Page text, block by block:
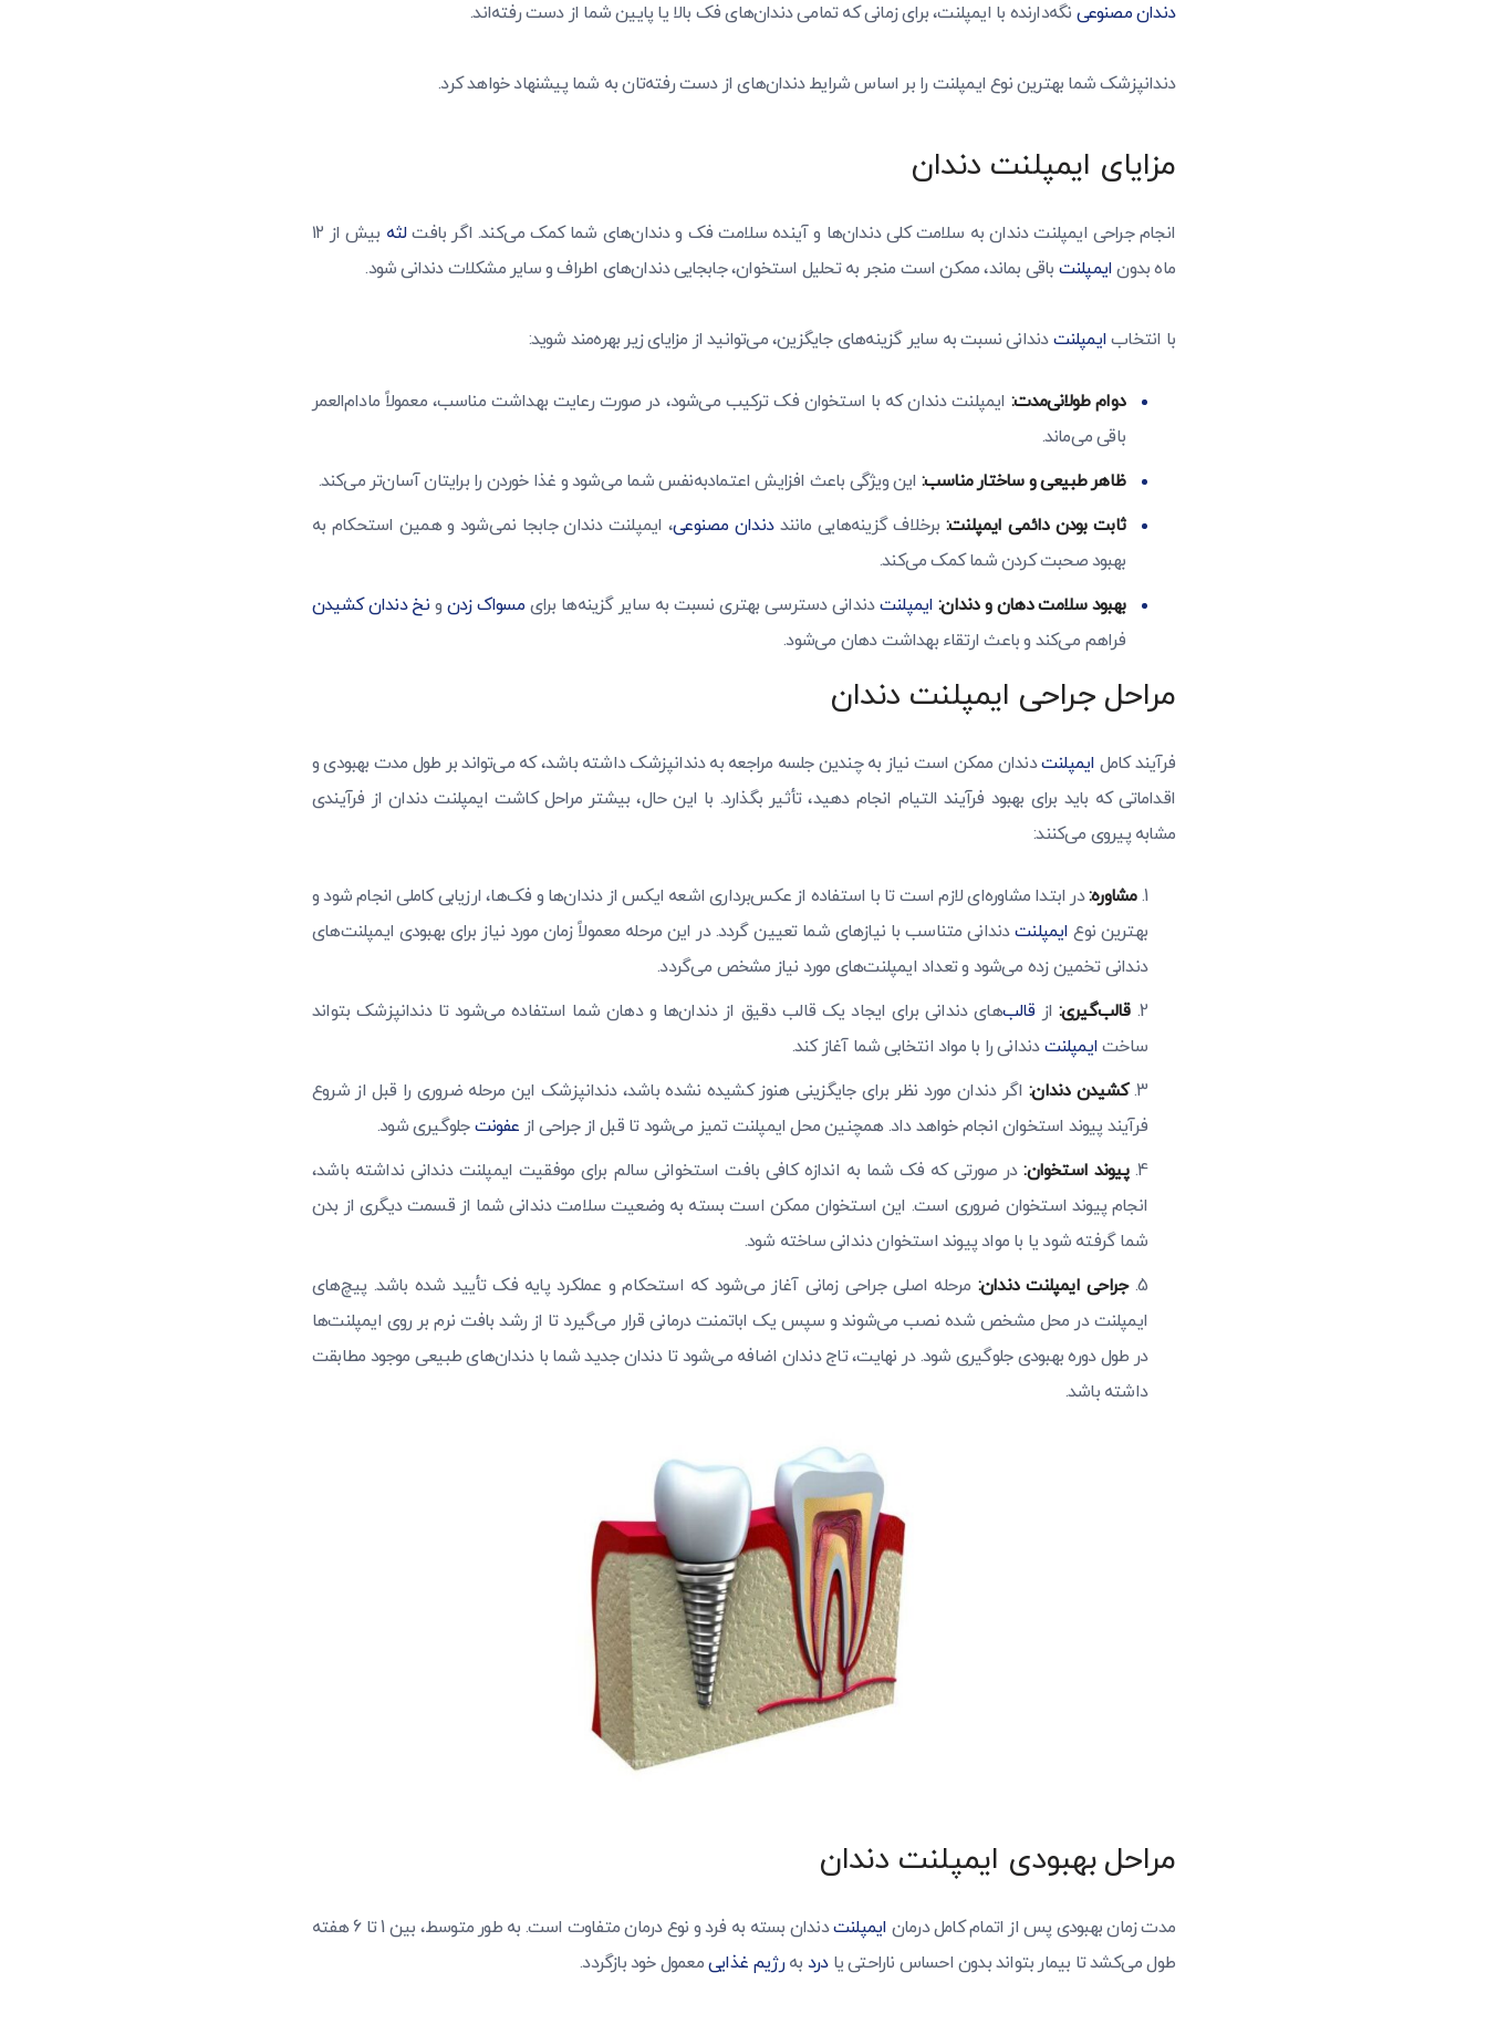
دندان مصنوعی نگه‌دارنده با ایمپلنت، برای زمانی که تمامی دندان‌های فک بالا یا پایین شما از دست رفته‌اند.
دندانپزشک شما بهترین نوع ایمپلنت را بر اساس شرایط دندان‌های از دست رفته‌تان به شما پیشنهاد خواهد کرد.
مزایای ایمپلنت دندان
انجام جراحی ایمپلنت دندان به سلامت کلی دندان‌ها و آینده سلامت فک و دندان‌های شما کمک می‌کند. اگر بافت لثه
بیش از ۱۲
ماه بدون ایمپلنت باقی بماند، ممکن است منجر به تحلیل استخوان، جابجایی دندان‌های اطراف و سایر مشکلات دندانی شود.
با انتخاب ایمپلنتدندانی نسبت به سایر گزینه‌های جایگزین، می‌توانید از مزایای زیر بهره‌مند شوید:
دوام طولانی‌مدت: ایمپلنت دندان که با استخوان فک ترکیب می‌شود، در صورت رعایت بهداشت مناسب، معمولاً مادام‌العمر
باقی می‌ماند.
ظاهر طبیعی و ساختار مناسب: این ویژگی باعث افزایش اعتمادبه‌نفس شما می‌شود و غذا خوردن را برایتان آسان‌تر می‌کند.
ثابت بودن دائمی ایمپلنت:برخلاف گزینه‌هایی مانند دندان مصنوعی، ایمپلنت دندان جابجا نمی‌شود و همین استحکام به
بهبود صحبت کردن شما کمک می‌کند.
بهبود سلامت دهان و دندان: ایمپلنتدندانی دسترسی بهتری نسبت به سایر گزینه‌ها برای مسواک زدن و نخ دندان کشیدن
فراهم می‌کند و باعث ارتقاء بهداشت دهان می‌شود.
مراحل جراحی ایمپلنت دندان
فرآیند کامل ایمپلنتدندان ممکن است نیاز به چندین جلسه مراجعه به دندانپزشک داشته باشد، که می‌تواند بر طول مدت بهبودی و
اقداماتی که باید برای بهبود فرآیند التیام انجام دهید، تأثیر بگذارد. با این حال، بیشتر مراحل کاشت ایمپلنت دندان از فرآیندی
مشابه پیروی می‌کنند:
مشاوره:در ابتدا مشاوره‌ای لازم است تا با استفاده از عکس‌برداری اشعه ایکس از دندان‌ها و فک‌ها، ارزیابی کاملی انجام شود و
بهترین نوع ایمپلنتدندانی متناسب با نیازهای شما تعیین گردد. در این مرحله معمولاً زمان مورد نیاز برای بهبودی ایمپلنت‌های
دندانی تخمین زده می‌شود و تعداد ایمپلنت‌های مورد نیاز مشخص می‌گردد.
قالب‌گیری: از قالب‌های دندانی برای ایجاد یک قالب دقیق از دندان‌ها و دهان شما استفاده می‌شود تا دندانپزشک بتواند
ساخت ایمپلنتدندانی را با مواد انتخابی شما آغاز کند.
کشیدن دندان:اگر دندان مورد نظر برای جایگزینی هنوز کشیده نشده باشد، دندانپزشک این مرحله ضروری را قبل از شروع
فرآیند پیوند استخوان انجام خواهد داد. همچنین محل ایمپلنت تمیز می‌شود تا قبل از جراحی از عفونتجلوگیری شود.
پیوند استخوان:در صورتی که فک شما به اندازه کافی بافت استخوانی سالم برای موفقیت ایمپلنت دندانی نداشته باشد،
انجام پیوند استخوان ضروری است. این استخوان ممکن است بسته به وضعیت سلامت دندانی شما از قسمت دیگری از بدن
شما گرفته شود یا با مواد پیوند استخوان دندانی ساخته شود.
جراحی ایمپلنت دندان: مرحله اصلی جراحی زمانی آغاز می‌شود که استحکام و عملکرد پایه فک تأیید شده باشد. پیچ‌های
ایمپلنت در محل مشخص شده نصب می‌شوند و سپس یک اباتمنت درمانی قرار می‌گیرد تا از رشد بافت نرم بر روی ایمپلنت‌ها
در طول دوره بهبودی جلوگیری شود. در نهایت، تاج دندان اضافه می‌شود تا دندان جدید شما با دندان‌های طبیعی موجود مطابقت
داشته باشد.
مراحل بهبودی ایمپلنت دندان
مدت زمان بهبودی پس از اتمام کامل درمان ایمپلنت
دندان بسته به فرد و نوع درمان متفاوت است. به طور متوسط، بین 1 تا 6 هفته
طول می‌کشد تا بیمار بتواند بدون احساس ناراحتی یادرد بهرژیم غذاییمعمول خود بازگردد.